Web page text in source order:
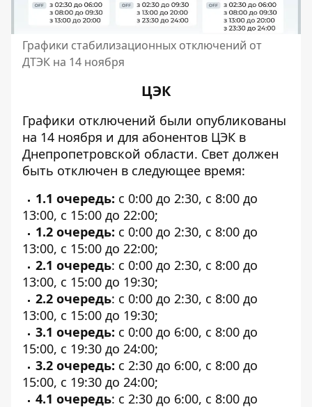
Графики стабилизационных отключений от
ДТЭК на 14 ноября
ЦЭК
Графики отключений были опубликованы
на 14 ноября и для абонентов ЦЭК в
Днепропетровской области. Свет должен
быть отключен в следующее время:
1.1 очередь: с 0:00 до 2:30, с 8:00 до
13:00, с 15:00 до 22:00;
1.2 очередь: с 0:00 до 2:30, с 8:00 до
13:00, с 15:00 до 22:00;
2.1 очередь: с 0:00 до 2:30, с 8:00 до
13:00, с 15:00 до 19:30;
2.2 очередь: с 0:00 до 2:30, с 8:00 до
13:00, с 15:00 до 19:30;
3.1 очередь: с 0:00 до 6:00, с 8:00 до
15:00, с 19:30 до 24:00;
3.2 очередь: с 2:30 до 6:00, с 8:00 до
15:00, с 19:30 до 24:00;
4.1 очередь: с 2:30 до 6:00, с 8:00 до